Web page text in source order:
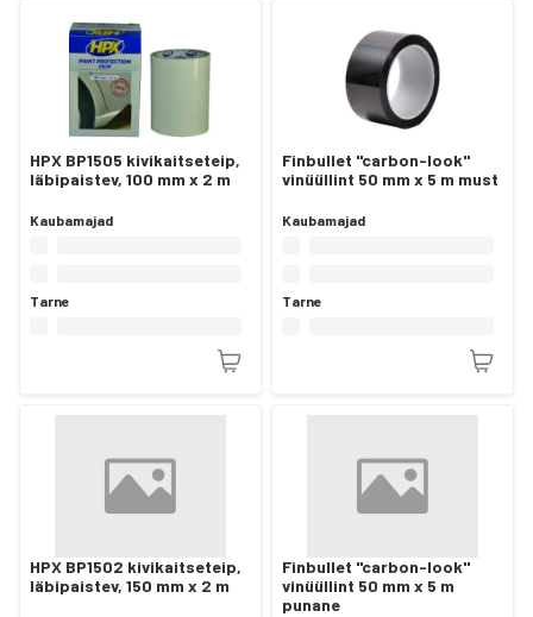
HPX BP1505 kivikaitseteip,
läbipaistev, 100 mm x 2 m
Kaubamajad
Tarne
Finbullet "carbon-look"
vinüüllint 50 mm x 5 m must
Kaubamajad
Tarne
HPX BP1502 kivikaitseteip,
läbipaistev, 150 mm x 2 m
Finbullet "carbon-look"
vinüüllint 50 mm x 5 m
punane